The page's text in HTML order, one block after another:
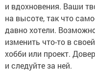
и вдохновения. Ваши
на высоте, так что
давно хотели.
изменить что-то в
хобби или проект.
и следуйте за ней.